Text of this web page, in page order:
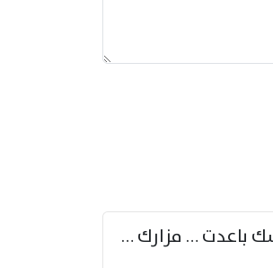
حننت إلى ريّا ونفسك باعدت … مزارك من ريّا وشعباكما معا